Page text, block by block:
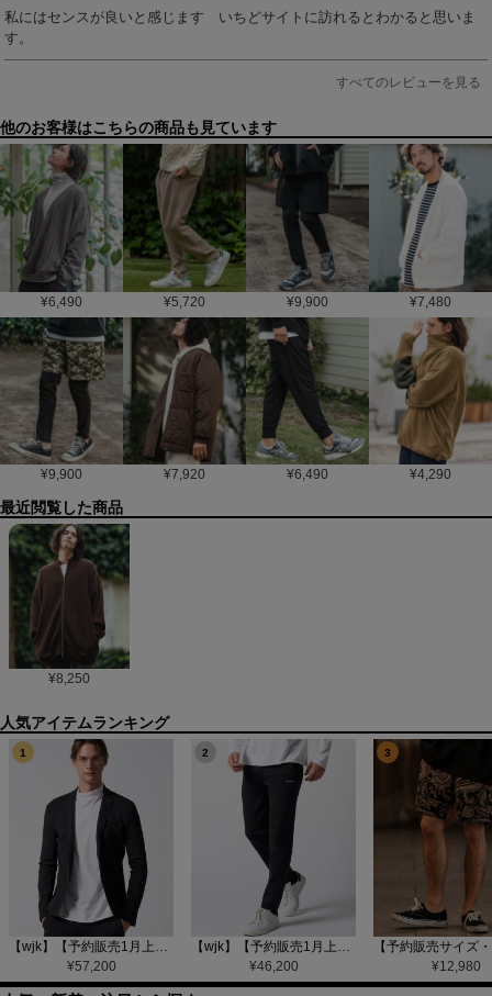
私にはセンスが良いと感じます　いちどサイトに訪れるとわかると思いま
す。
すべてのレビューを見る
他のお客様はこちらの商品も見ています
¥6,490 ¥5,720 ¥9,900 ¥7,480
¥9,900 ¥7,920 ¥6,490 ¥4,290
最近閲覧した商品
¥8,250
1
【wjk】【予約販売1月上旬～中旬入荷】function knit jacket(jacquard check) ニットジャケット(207 mw08j)
¥57,200
2
【wjk】【予約販売1月上旬～中旬入荷】function knit easy slacks(jacquard check) ニットイージーパンツ(504 mw08j)
¥46,200
3
¥12,980